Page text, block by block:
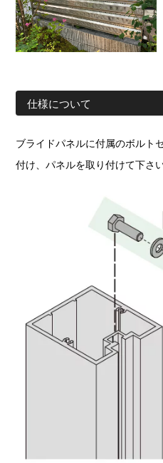
仕様について
ブライドパネルに付属のボルト
付け、パネルを取り付けて下さい